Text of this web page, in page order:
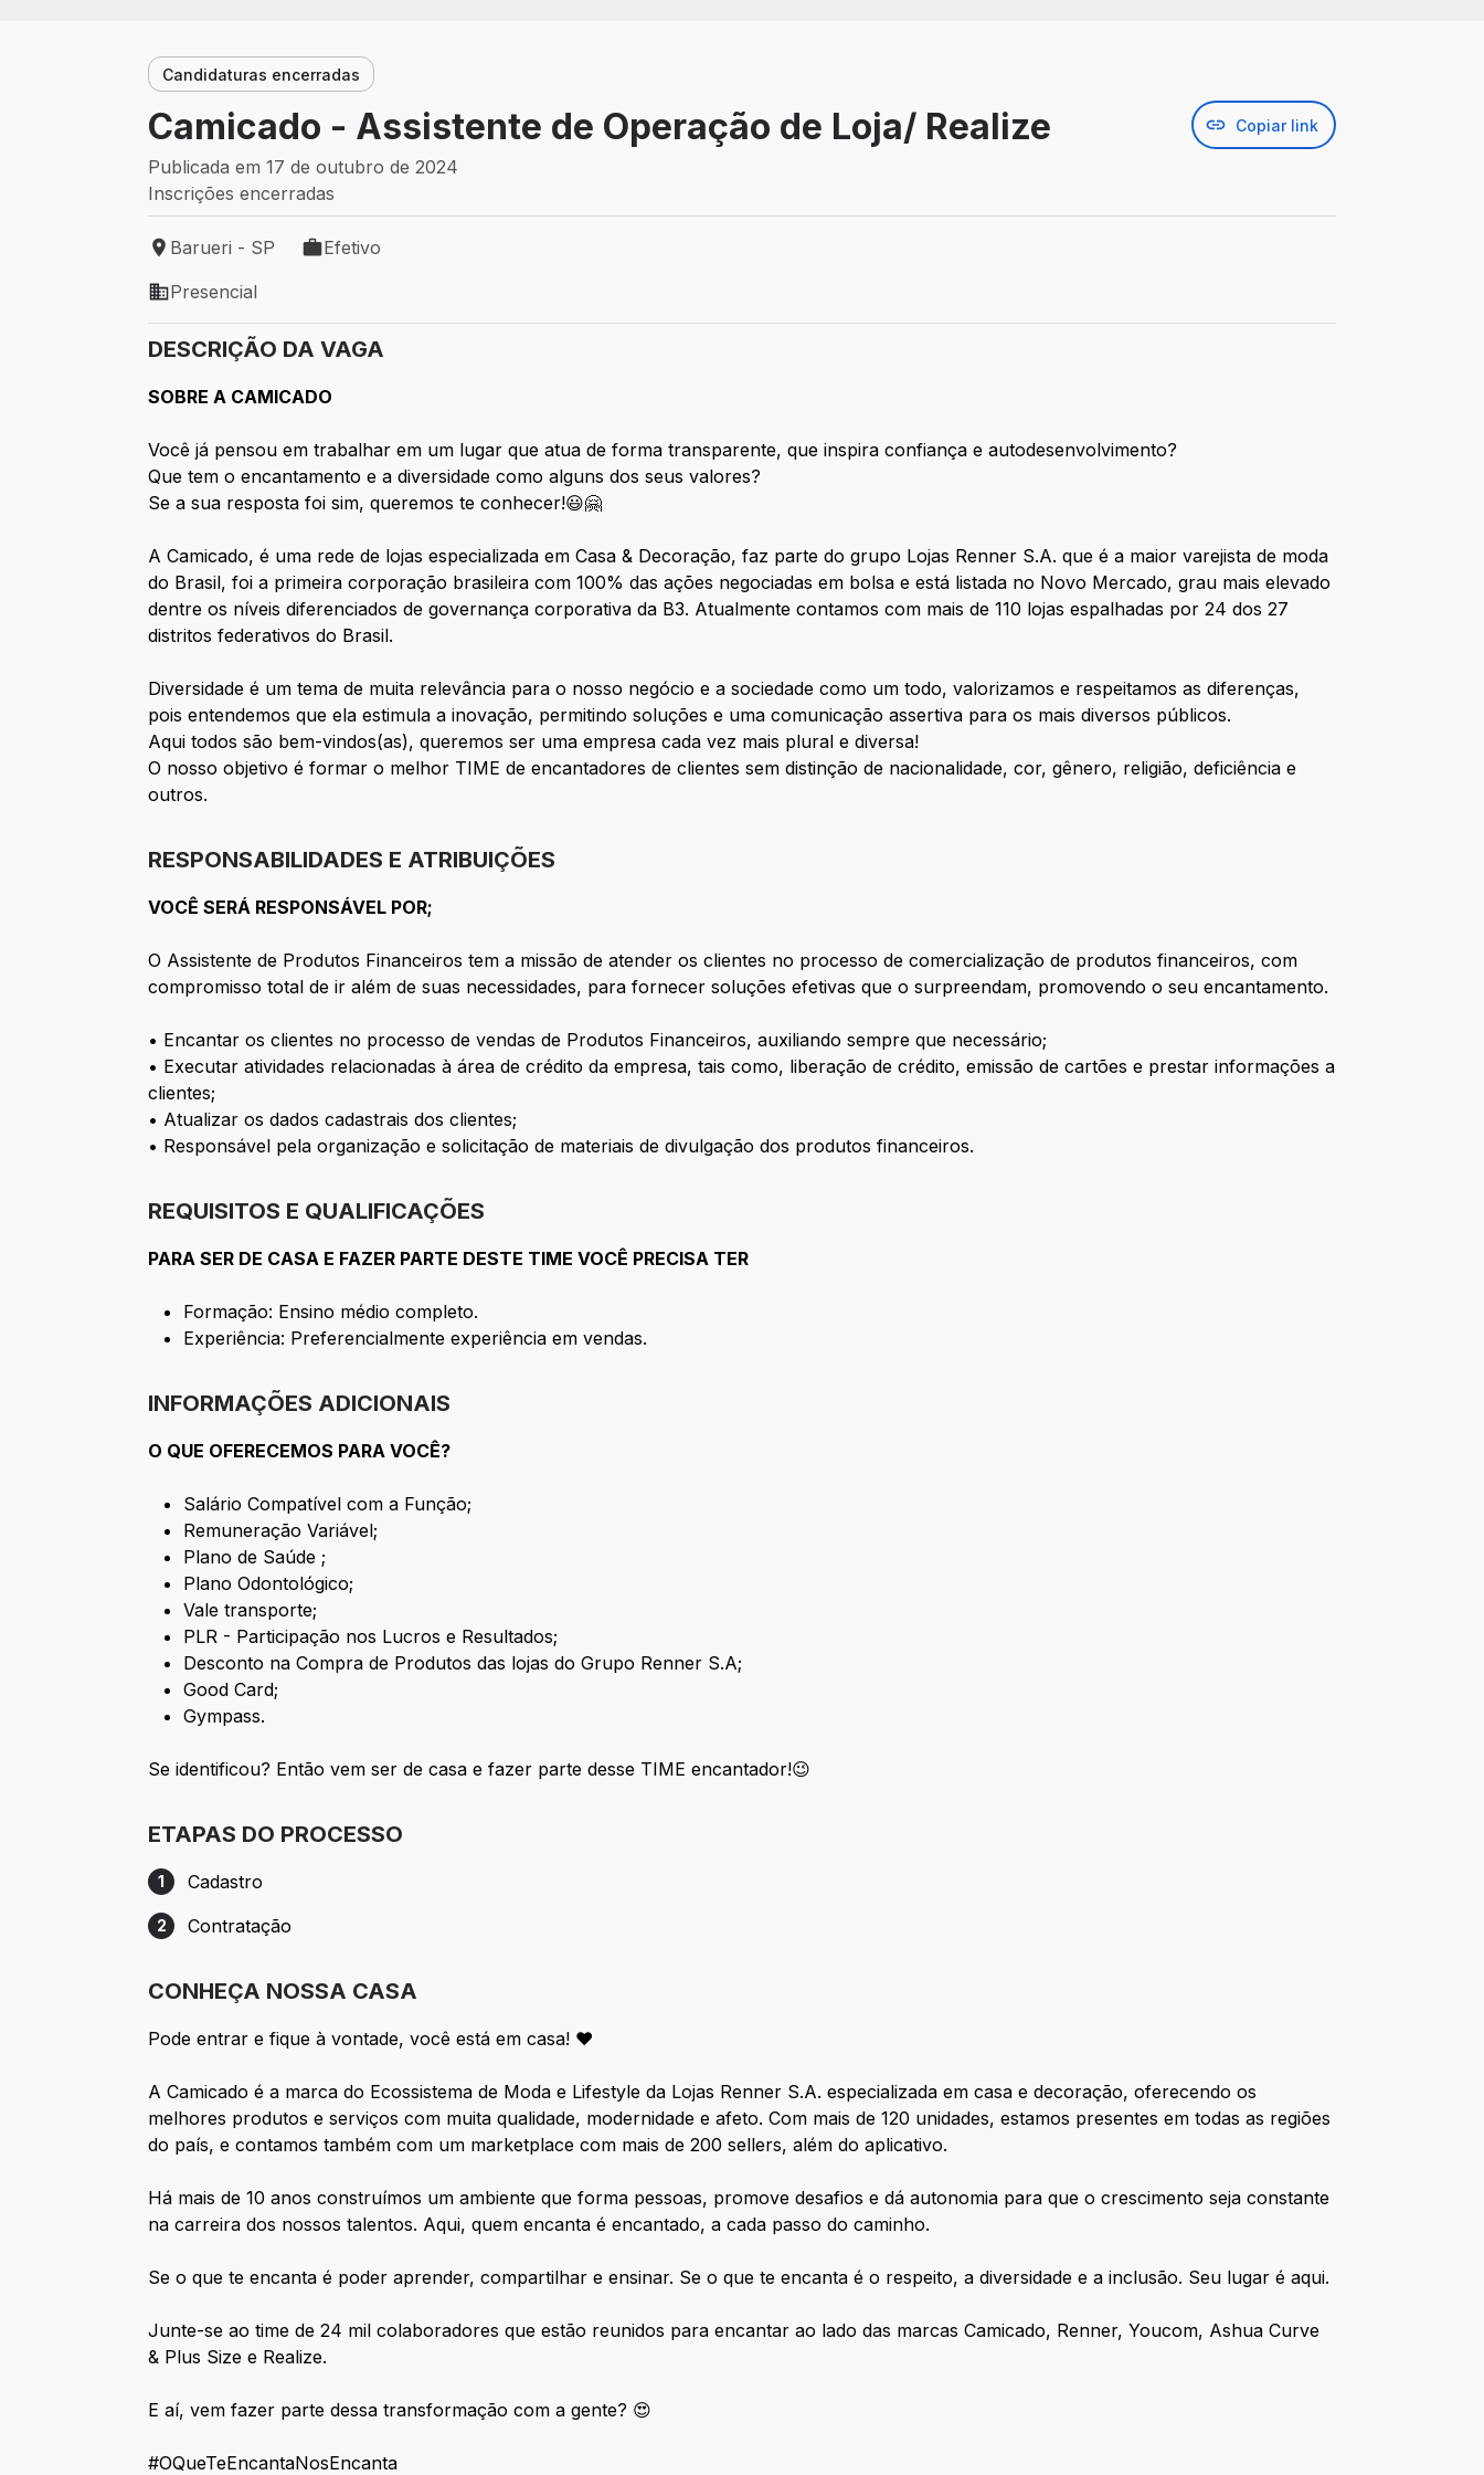
Candidaturas encerradas
Camicado - Assistente de Operação de Loja/ Realize Copiar link
Publicada em 17 de outubro de 2024
Inscrições encerradas
Local de trabalho: Barueri - SP
Barueri - SP
Tipo de vaga: Efetivo
Efetivo
Modelo de trabalho: Presencial
Presencial
DESCRIÇÃO DA VAGA
SOBRE A CAMICADO
Você já pensou em trabalhar em um lugar que atua de forma transparente, que inspira confiança e autodesenvolvimento?
Que tem o encantamento e a diversidade como alguns dos seus valores?
Se a sua resposta foi sim, queremos te conhecer!😃🤗
A Camicado, é uma rede de lojas especializada em Casa & Decoração, faz parte do grupo Lojas Renner S.A. que é a maior varejista de moda
do Brasil, foi a primeira corporação brasileira com 100% das ações negociadas em bolsa e está listada no Novo Mercado, grau mais elevado
dentre os níveis diferenciados de governança corporativa da B3. Atualmente contamos com mais de 110 lojas espalhadas por 24 dos 27
distritos federativos do Brasil.
Diversidade é um tema de muita relevância para o nosso negócio e a sociedade como um todo, valorizamos e respeitamos as diferenças,
pois entendemos que ela estimula a inovação, permitindo soluções e uma comunicação assertiva para os mais diversos públicos.
Aqui todos são bem-vindos(as), queremos ser uma empresa cada vez mais plural e diversa!
O nosso objetivo é formar o melhor TIME de encantadores de clientes sem distinção de nacionalidade, cor, gênero, religião, deficiência e
outros.
RESPONSABILIDADES E ATRIBUIÇÕES
VOCÊ SERÁ RESPONSÁVEL POR;
O Assistente de Produtos Financeiros tem a missão de atender os clientes no processo de comercialização de produtos financeiros, com
compromisso total de ir além de suas necessidades, para fornecer soluções efetivas que o surpreendam, promovendo o seu encantamento.
• Encantar os clientes no processo de vendas de Produtos Financeiros, auxiliando sempre que necessário;
• Executar atividades relacionadas à área de crédito da empresa, tais como, liberação de crédito, emissão de cartões e prestar informações a
clientes;
• Atualizar os dados cadastrais dos clientes;
• Responsável pela organização e solicitação de materiais de divulgação dos produtos financeiros.
REQUISITOS E QUALIFICAÇÕES
PARA SER DE CASA E FAZER PARTE DESTE TIME VOCÊ PRECISA TER
Formação: Ensino médio completo.
Experiência: Preferencialmente experiência em vendas.
INFORMAÇÕES ADICIONAIS
O QUE OFERECEMOS PARA VOCÊ?
Salário Compatível com a Função;
Remuneração Variável;
Plano de Saúde ;
Plano Odontológico;
Vale transporte;
PLR - Participação nos Lucros e Resultados;
Desconto na Compra de Produtos das lojas do Grupo Renner S.A;
Good Card;
Gympass.
Se identificou? Então vem ser de casa e fazer parte desse TIME encantador!😉
ETAPAS DO PROCESSO
Etapa 1: Cadastro
1 Cadastro
Etapa 2: Contratação
2 Contratação
CONHEÇA NOSSA CASA
Pode entrar e fique à vontade, você está em casa! ❤️
A Camicado é a marca do Ecossistema de Moda e Lifestyle da Lojas Renner S.A. especializada em casa e decoração, oferecendo os
melhores produtos e serviços com muita qualidade, modernidade e afeto. Com mais de 120 unidades, estamos presentes em todas as regiões
do país, e contamos também com um marketplace com mais de 200 sellers, além do aplicativo.
Há mais de 10 anos construímos um ambiente que forma pessoas, promove desafios e dá autonomia para que o crescimento seja constante
na carreira dos nossos talentos. Aqui, quem encanta é encantado, a cada passo do caminho.
Se o que te encanta é poder aprender, compartilhar e ensinar. Se o que te encanta é o respeito, a diversidade e a inclusão. Seu lugar é aqui.
Junte-se ao time de 24 mil colaboradores que estão reunidos para encantar ao lado das marcas Camicado, Renner, Youcom, Ashua Curve
& Plus Size e Realize.
E aí, vem fazer parte dessa transformação com a gente? 😍
#OQueTeEncantaNosEncanta